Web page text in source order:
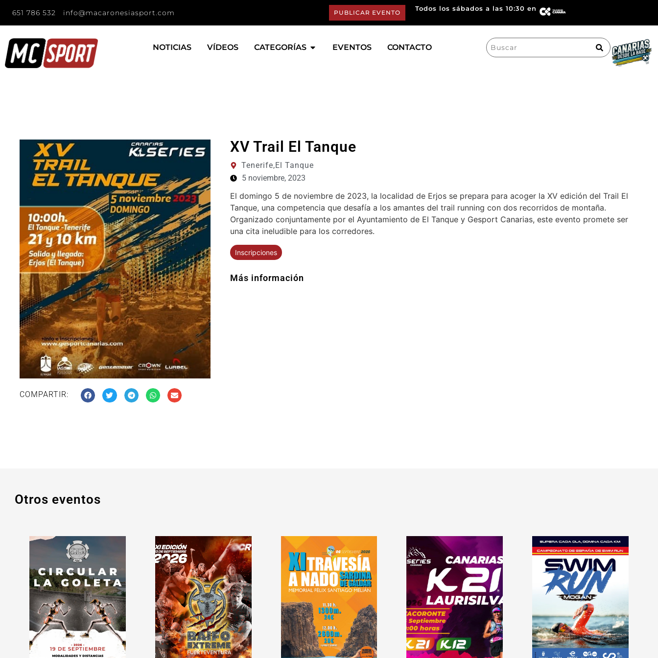
651 786 532 info@macaronesiasport.com PUBLICAR EVENTO
Todos los sábados a las 10:30 en
NOTICIAS VÍDEOS CATEGORÍAS EVENTOS CONTACTO
Search
for:
COMPARTIR:
XV Trail El Tanque
Tenerife,El Tanque
5 noviembre, 2023
El domingo 5 de noviembre de 2023, la localidad de Erjos se prepara para acoger la XV edición del Trail El
Tanque, una competencia que desafía a los amantes del trail running con dos recorridos de montaña.
Organizado conjuntamente por el Ayuntamiento de El Tanque y Gesport Canarias, este evento promete ser
una cita ineludible para los corredores.
Inscripciones
Más información
Otros eventos